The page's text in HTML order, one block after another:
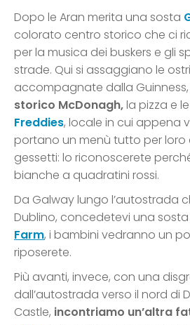
Dopo le Aran merita una sosta
colorato centro storico che ci
per la musica dei buskers e gli
strade. Qui si assaggiano le
accompagnate dalla Guinness,
storico McDonagh,la pizza e
Freddies, locale in cui appena
portano un menù tutto per loro
gessetti: lo riconoscerete
bianche a quadratini rossi.
Da Galway lungo l’autostrada
Dublino, concedetevi una
Farm, i bambini vedranno un
riposerete.
Più avanti, invece, con una
dall’autostrada verso il nord di
Castle, incontriamo un’altra